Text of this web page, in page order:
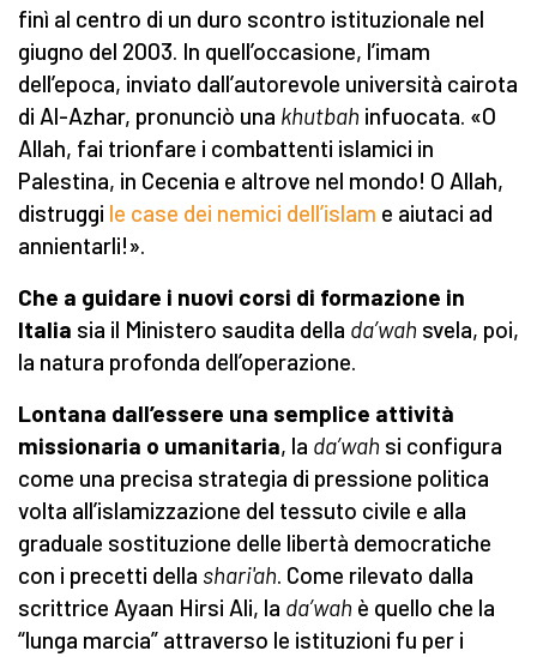
finì al centro di un duro scontro istituzionale nel
giugno del 2003. In quell’occasione, l’imam
dell’epoca, inviato dall’autorevole università cairota
di Al-Azhar, pronunciò una khutbah infuocata. «O
Allah, fai trionfare i combattenti islamici in
Palestina, in Cecenia e altrove nel mondo! O Allah,
distruggi le case dei nemici dell’islam e aiutaci ad
annientarli!».
Che a guidare i nuovi corsi di formazione in
Italia sia il Ministero saudita della da’wah svela, poi,
la natura profonda dell’operazione.
Lontana dall’essere una semplice attività
missionaria o umanitaria, la da’wah si configura
come una precisa strategia di pressione politica
volta all’islamizzazione del tessuto civile e alla
graduale sostituzione delle libertà democratiche
con i precetti della shari'ah. Come rilevato dalla
scrittrice Ayaan Hirsi Ali, la da’wah è quello che la
“lunga marcia” attraverso le istituzioni fu per i